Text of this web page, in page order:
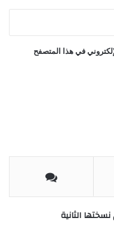
في هذا المتصفح
الثانية